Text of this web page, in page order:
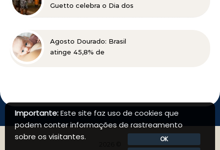
Guetto celebra o Dia dos
Horizonte
Agosto Dourado: Brasil
atinge 45,8% de
Importante:Este site faz uso de cookies que
podem conter informações de rastreamento
sobre os visitantes.
OK